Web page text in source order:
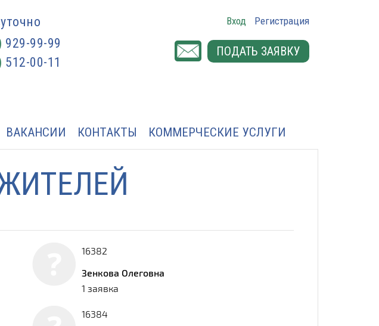
929-99-99
512-00-11
Вход Регистрация
ПОДАТЬ ЗАЯВКУ
ВАКАНСИИ КОНТАКТЫ КОММЕРЧЕСКИЕ УСЛУГИ
16382
Зенкова Олеговна
1 заявка
16384